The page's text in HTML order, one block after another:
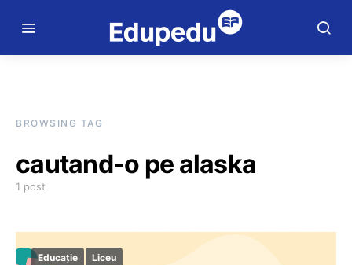
BROWSING TAG
cautand-o pe alaska
1 post
Educație Liceu